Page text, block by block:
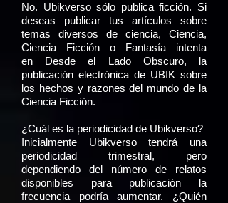
No. Ubikverso sólo publica ficción. Si
deseas publicar tus artículos sobre
temas diversos de ciencia, Ciencia,
Ciencia Ficción o Fantasía intenta
en Desde el Lado Obscuro, la
publicación electrónica de UBIK sobre
los hechos y razones del mundo de la
Ciencia Ficción.
¿Cuál es la periodicidad de Ubikverso?
Inicialmente Ubikverso tendrá una
periodicidad trimestral, pero
dependiendo del número de relatos
disponibles para publicación la
frecuencia podría aumentar. ¿Quién